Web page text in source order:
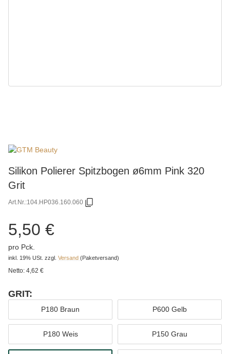
Silikon Polierer Spitzbogen ø6mm Pink 320
Grit
Art.Nr.:104.HP036.160.060
5,50 €
pro Pck.
inkl. 19% USt. zzgl. Versand (Paketversand)
Netto: 4,62 €
GRIT:
P180 Braun P600 Gelb
P180 Weis P150 Grau